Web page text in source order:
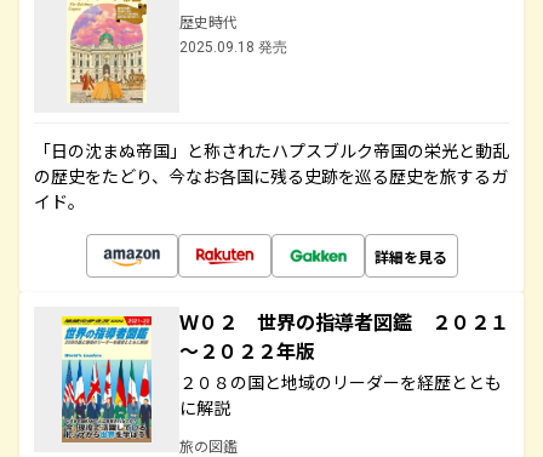
歴史時代
2025.09.18 発売
「日の沈まぬ帝国」と称されたハプスブルク帝国の栄光と動乱
の歴史をたどり、今なお各国に残る史跡を巡る歴史を旅するガ
イド。
詳細を見る
Ｗ０２ 世界の指導者図鑑 ２０２１
～２０２２年版
２０８の国と地域のリーダーを経歴ととも
に解説
旅の図鑑